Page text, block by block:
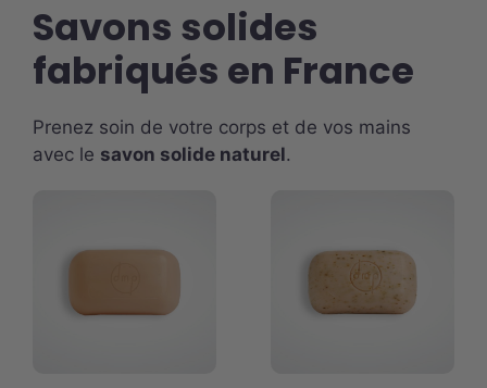
Savons solides
fabriqués en France
Prenez soin de votre corps et de vos mains
avec le savon solide naturel.